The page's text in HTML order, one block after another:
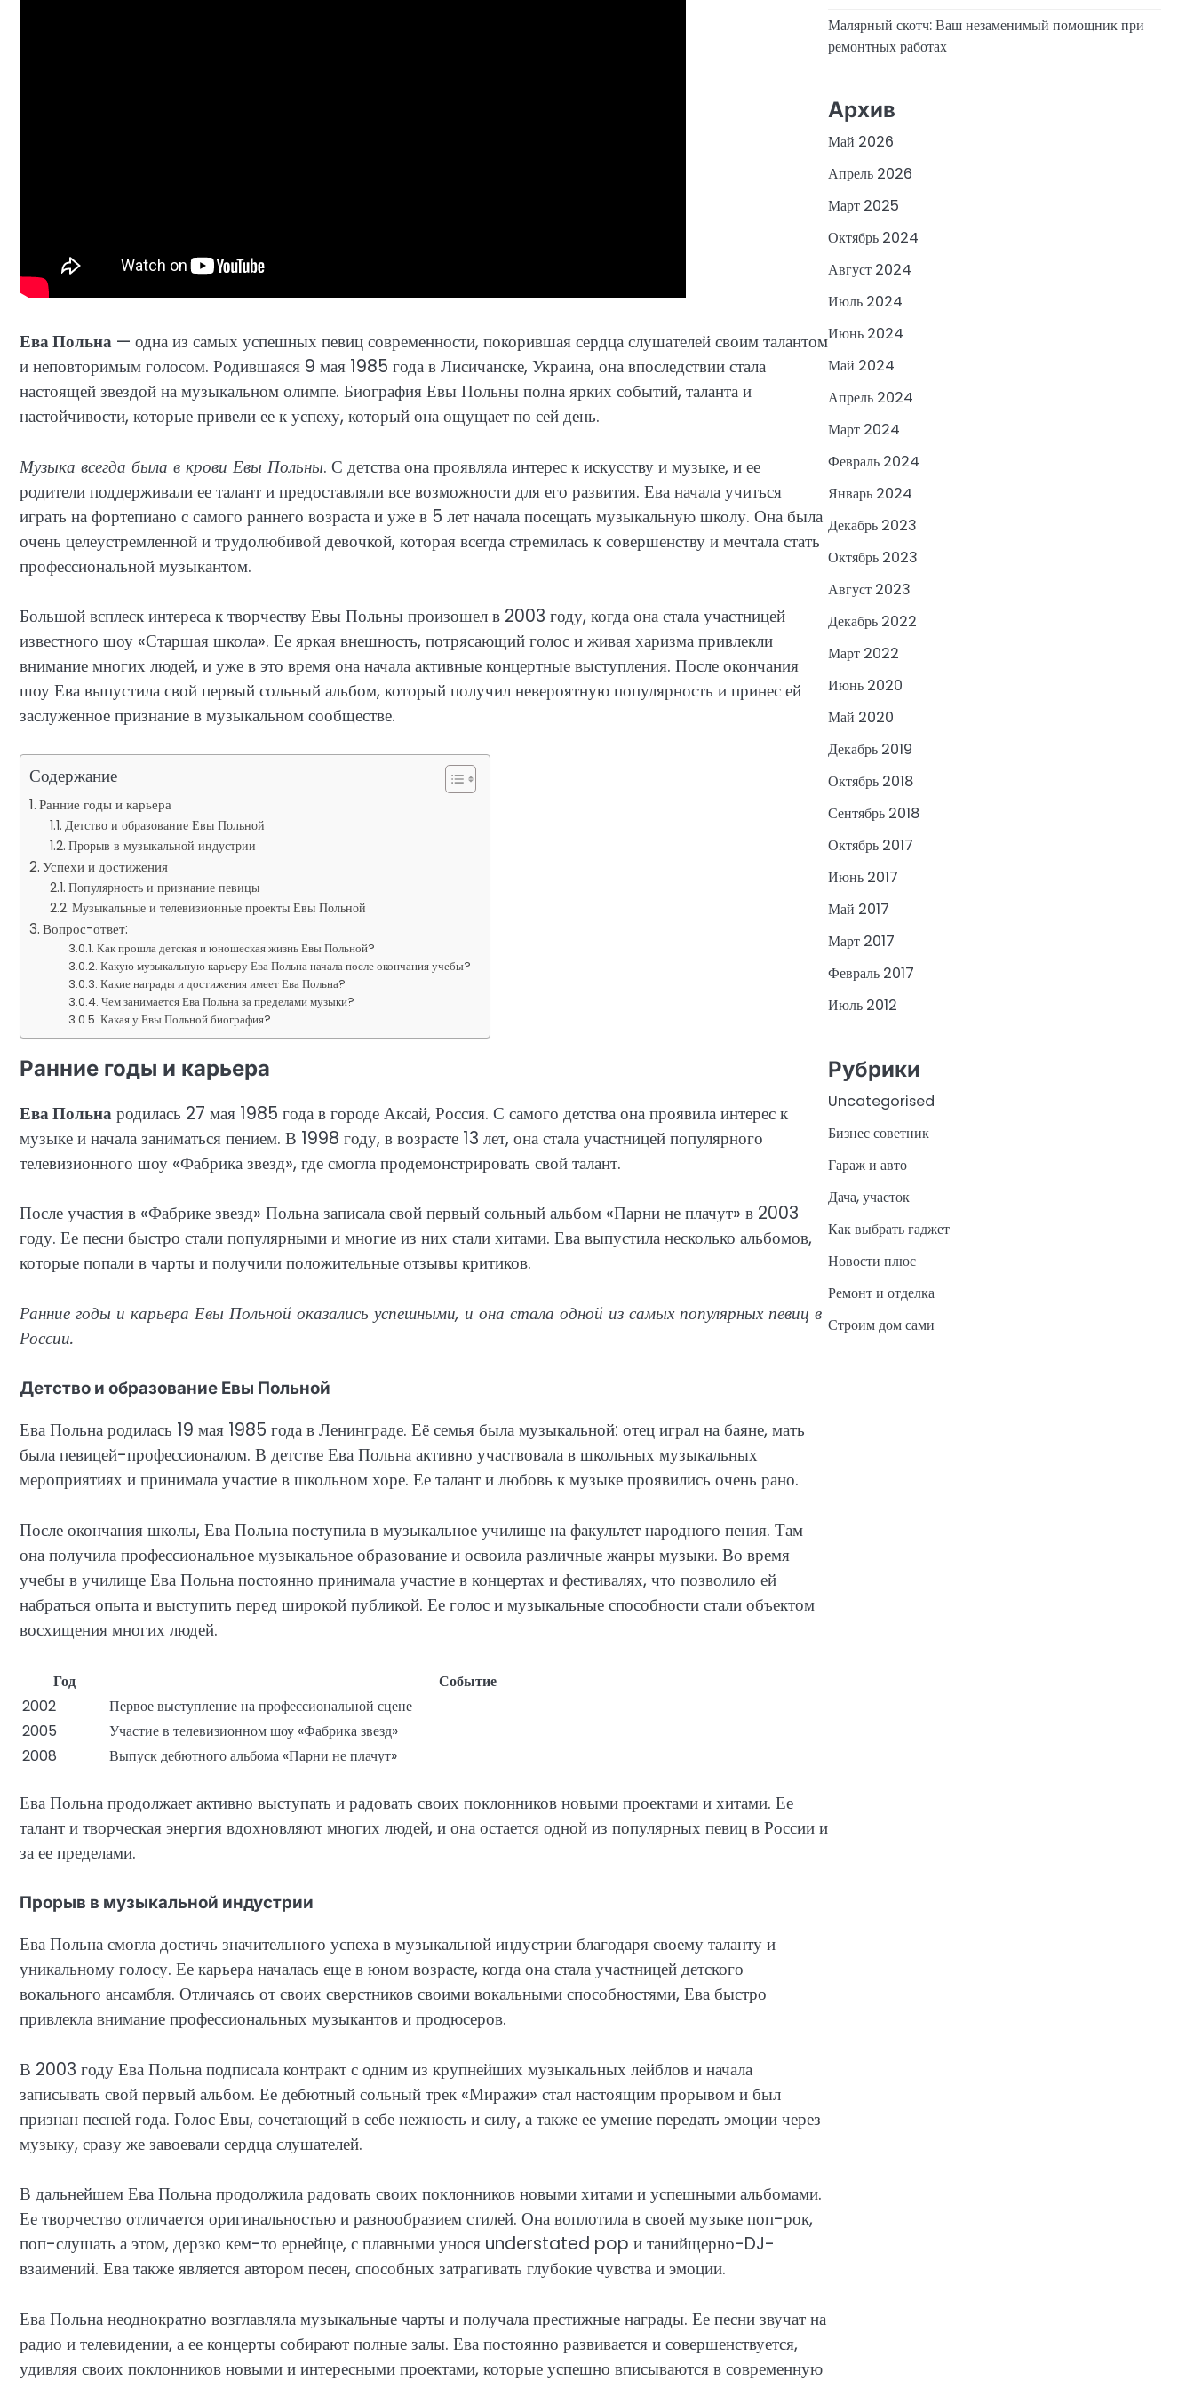
Ева Польна — одна из самых успешных певиц современности, покорившая сердца слушателей своим талантом
и неповторимым голосом. Родившаяся 9 мая 1985 года в Лисичанске, Украина, она впоследствии стала
настоящей звездой на музыкальном олимпе. Биография Евы Польны полна ярких событий, таланта и
настойчивости, которые привели ее к успеху, который она ощущает по сей день.
Музыка всегда была в крови Евы Польны. С детства она проявляла интерес к искусству и музыке, и ее
родители поддерживали ее талант и предоставляли все возможности для его развития. Ева начала учиться
играть на фортепиано с самого раннего возраста и уже в 5 лет начала посещать музыкальную школу. Она была
очень целеустремленной и трудолюбивой девочкой, которая всегда стремилась к совершенству и мечтала стать
профессиональной музыкантом.
Большой всплеск интереса к творчеству Евы Польны произошел в 2003 году, когда она стала участницей
известного шоу «Старшая школа». Ее яркая внешность, потрясающий голос и живая харизма привлекли
внимание многих людей, и уже в это время она начала активные концертные выступления. После окончания
шоу Ева выпустила свой первый сольный альбом, который получил невероятную популярность и принес ей
заслуженное признание в музыкальном сообществе.
Содержание
Ранние годы и карьера
Детство и образование Евы Польной
Прорыв в музыкальной индустрии
Успехи и достижения
Популярность и признание певицы
Музыкальные и телевизионные проекты Евы Польной
Вопрос-ответ:
Как прошла детская и юношеская жизнь Евы Польной?
Какую музыкальную карьеру Ева Польна начала после окончания учебы?
Какие награды и достижения имеет Ева Польна?
Чем занимается Ева Польна за пределами музыки?
Какая у Евы Польной биография?
Ранние годы и карьера
Ева Польнародилась 27 мая 1985 года в городе Аксай, Россия. С самого детства она проявила интерес к
музыке и начала заниматься пением. В 1998 году, в возрасте 13 лет, она стала участницей популярного
телевизионного шоу «Фабрика звезд», где смогла продемонстрировать свой талант.
После участия в «Фабрике звезд» Польна записала свой первый сольный альбом «Парни не плачут» в 2003
году. Ее песни быстро стали популярными и многие из них стали хитами. Ева выпустила несколько альбомов,
которые попали в чарты и получили положительные отзывы критиков.
Ранние годы и карьера Евы Польной оказались успешными, и она стала одной из самых популярных певиц в
России.
Детство и образование Евы Польной
Ева Польна родилась 19 мая 1985 года в Ленинграде. Её семья была музыкальной: отец играл на баяне, мать
была певицей-профессионалом. В детстве Ева Польна активно участвовала в школьных музыкальных
мероприятиях и принимала участие в школьном хоре. Ее талант и любовь к музыке проявились очень рано.
После окончания школы, Ева Польна поступила в музыкальное училище на факультет народного пения. Там
она получила профессиональное музыкальное образование и освоила различные жанры музыки. Во время
учебы в училище Ева Польна постоянно принимала участие в концертах и фестивалях, что позволило ей
набраться опыта и выступить перед широкой публикой. Ее голос и музыкальные способности стали объектом
восхищения многих людей.
Год
Событие
2002
Первое выступление на профессиональной сцене
2005
Участие в телевизионном шоу «Фабрика звезд»
2008
Выпуск дебютного альбома «Парни не плачут»
Ева Польна продолжает активно выступать и радовать своих поклонников новыми проектами и хитами. Ее
талант и творческая энергия вдохновляют многих людей, и она остается одной из популярных певиц в России и
за ее пределами.
Прорыв в музыкальной индустрии
Ева Польна смогла достичь значительного успеха в музыкальной индустрии благодаря своему таланту и
уникальному голосу. Ее карьера началась еще в юном возрасте, когда она стала участницей детского
вокального ансамбля. Отличаясь от своих сверстников своими вокальными способностями, Ева быстро
привлекла внимание профессиональных музыкантов и продюсеров.
В 2003 году Ева Польна подписала контракт с одним из крупнейших музыкальных лейблов и начала
записывать свой первый альбом. Ее дебютный сольный трек «Миражи» стал настоящим прорывом и был
признан песней года. Голос Евы, сочетающий в себе нежность и силу, а также ее умение передать эмоции через
музыку, сразу же завоевали сердца слушателей.
В дальнейшем Ева Польна продолжила радовать своих поклонников новыми хитами и успешными альбомами.
Ее творчество отличается оригинальностью и разнообразием стилей. Она воплотила в своей музыке поп-рок,
поп-слушать а этом, дерзко кем-то ернейще, с плавными унося understated pop и танийщерно-DJ-
взаимений. Ева также является автором песен, способных затрагивать глубокие чувства и эмоции.
Ева Польна неоднократно возглавляла музыкальные чарты и получала престижные награды. Ее песни звучат на
радио и телевидении, а ее концерты собирают полные залы. Ева постоянно развивается и совершенствуется,
удивляя своих поклонников новыми и интересными проектами, которые успешно вписываются в современную
Малярный скотч: Ваш незаменимый помощник при
ремонтных работах
Архив
Май 2026
Апрель 2026
Март 2025
Октябрь 2024
Август 2024
Июль 2024
Июнь 2024
Май 2024
Апрель 2024
Март 2024
Февраль 2024
Январь 2024
Декабрь 2023
Октябрь 2023
Август 2023
Декабрь 2022
Март 2022
Июнь 2020
Май 2020
Декабрь 2019
Октябрь 2018
Сентябрь 2018
Октябрь 2017
Июнь 2017
Май 2017
Март 2017
Февраль 2017
Июль 2012
Рубрики
Uncategorised
Бизнес советник
Гараж и авто
Дача, участок
Как выбрать гаджет
Новости плюс
Ремонт и отделка
Строим дом сами